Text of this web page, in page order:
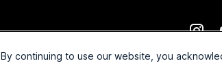
By continuing to use our website, you